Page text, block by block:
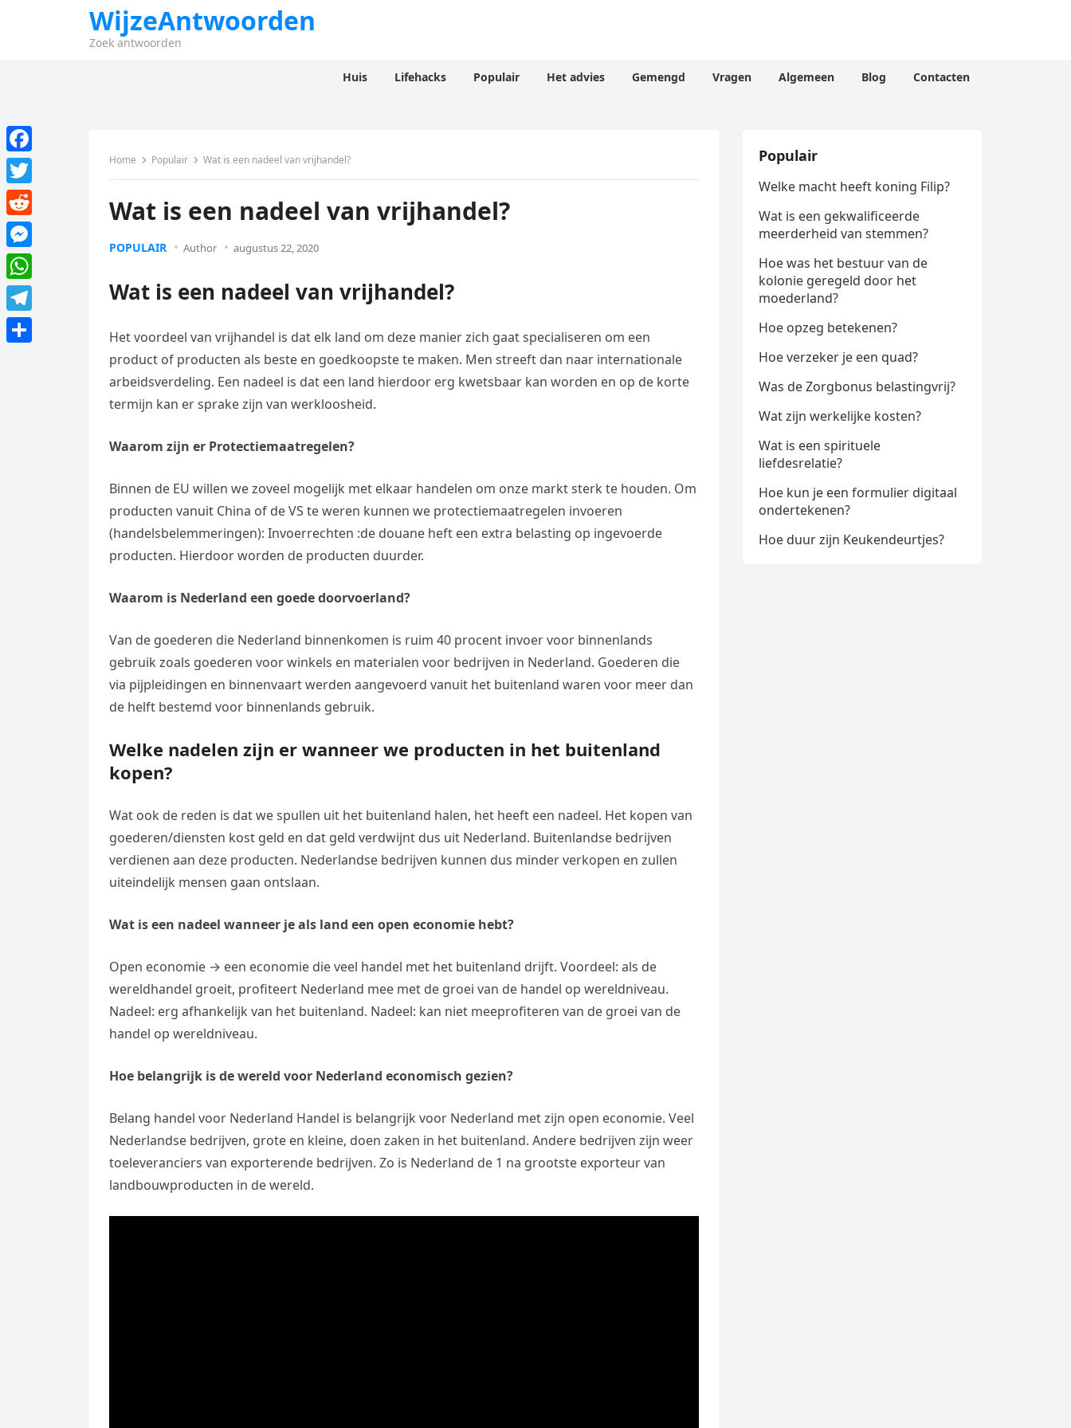
WijzeAntwoorden
Zoek antwoorden
Huis Lifehacks Populair Het advies Gemengd Vragen Algemeen Blog Contacten
Home Populair Wat is een nadeel van vrijhandel?
Wat is een nadeel van vrijhandel?
POPULAIR Author augustus 22, 2020
Wat is een nadeel van vrijhandel?
Het voordeel van vrijhandel is dat elk land om deze manier zich gaat specialiseren om een
product of producten als beste en goedkoopste te maken. Men streeft dan naar internationale
arbeidsverdeling. Een nadeel is dat een land hierdoor erg kwetsbaar kan worden en op de korte
termijn kan er sprake zijn van werkloosheid.
Waarom zijn er Protectiemaatregelen?
Binnen de EU willen we zoveel mogelijk met elkaar handelen om onze markt sterk te houden. Om
producten vanuit China of de VS te weren kunnen we protectiemaatregelen invoeren
(handelsbelemmeringen): Invoerrechten :de douane heft een extra belasting op ingevoerde
producten. Hierdoor worden de producten duurder.
Waarom is Nederland een goede doorvoerland?
Van de goederen die Nederland binnenkomen is ruim 40 procent invoer voor binnenlands
gebruik zoals goederen voor winkels en materialen voor bedrijven in Nederland. Goederen die
via pijpleidingen en binnenvaart werden aangevoerd vanuit het buitenland waren voor meer dan
de helft bestemd voor binnenlands gebruik.
Welke nadelen zijn er wanneer we producten in het buitenland
kopen?
Wat ook de reden is dat we spullen uit het buitenland halen, het heeft een nadeel. Het kopen van
goederen/diensten kost geld en dat geld verdwijnt dus uit Nederland. Buitenlandse bedrijven
verdienen aan deze producten. Nederlandse bedrijven kunnen dus minder verkopen en zullen
uiteindelijk mensen gaan ontslaan.
Wat is een nadeel wanneer je als land een open economie hebt?
Open economie → een economie die veel handel met het buitenland drijft. Voordeel: als de
wereldhandel groeit, profiteert Nederland mee met de groei van de handel op wereldniveau.
Nadeel: erg afhankelijk van het buitenland. Nadeel: kan niet meeprofiteren van de groei van de
handel op wereldniveau.
Hoe belangrijk is de wereld voor Nederland economisch gezien?
Belang handel voor Nederland Handel is belangrijk voor Nederland met zijn open economie. Veel
Nederlandse bedrijven, grote en kleine, doen zaken in het buitenland. Andere bedrijven zijn weer
toeleveranciers van exporterende bedrijven. Zo is Nederland de 1 na grootste exporteur van
landbouwproducten in de wereld.
Populair
Welke macht heeft koning Filip?
Wat is een gekwalificeerde
meerderheid van stemmen?
Hoe was het bestuur van de
kolonie geregeld door het
moederland?
Hoe opzeg betekenen?
Hoe verzeker je een quad?
Was de Zorgbonus belastingvrij?
Wat zijn werkelijke kosten?
Wat is een spirituele
liefdesrelatie?
Hoe kun je een formulier digitaal
ondertekenen?
Hoe duur zijn Keukendeurtjes?
F
a
c
e
b
o
o
k
T
w
i
t
t
e
R
e
d
d
M
e
s
s
W
h
a
T